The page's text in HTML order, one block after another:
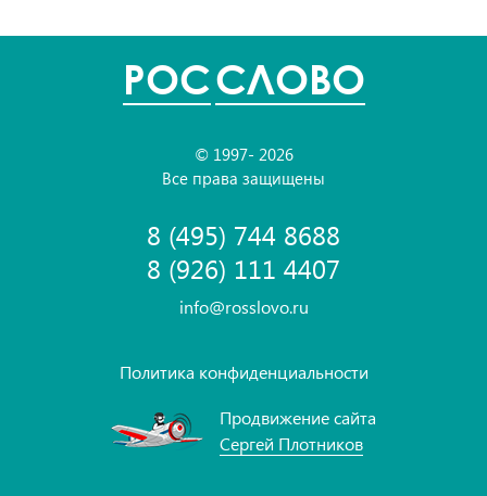
POCСЛОВО
© 1997- 2026
Все права защищены
8 (495) 744 8688
8 (926) 111 4407
info@rosslovo.ru
Политика конфиденциальности
Продвижение сайта
Сергей Плотников